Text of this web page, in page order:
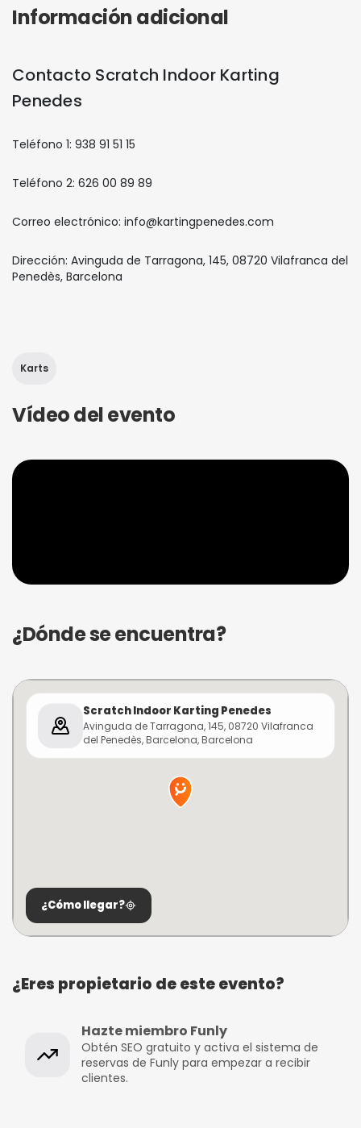
Información adicional
Contacto Scratch Indoor Karting
Penedes
Teléfono 1: 938 91 51 15
Teléfono 2: 626 00 89 89
Correo electrónico: info@kartingpenedes.com
Dirección: Avinguda de Tarragona, 145, 08720 Vilafranca del
Penedès, Barcelona
Karts
Vídeo del evento
¿Dónde se encuentra?
Scratch Indoor Karting Penedes
Avinguda de Tarragona, 145, 08720 Vilafranca
del Penedès, Barcelona, Barcelona
¿Cómo llegar?
¿Eres propietario de este evento?
Hazte miembro Funly
Obtén SEO gratuito y activa el sistema de
reservas de Funly para empezar a recibir
clientes.